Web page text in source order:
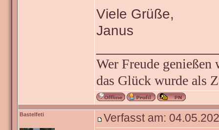
Viele Grüße,
Janus
Wer Freude
das Glück wurde als
Bastelfeti Verfasst am: